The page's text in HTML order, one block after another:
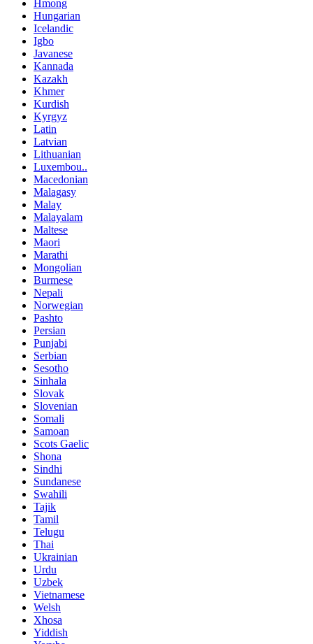
Hmong
Hungarian
Icelandic
Igbo
Javanese
Kannada
Kazakh
Khmer
Kurdish
Kyrgyz
Latin
Latvian
Lithuanian
Luxembou..
Macedonian
Malagasy
Malay
Malayalam
Maltese
Maori
Marathi
Mongolian
Burmese
Nepali
Norwegian
Pashto
Persian
Punjabi
Serbian
Sesotho
Sinhala
Slovak
Slovenian
Somali
Samoan
Scots Gaelic
Shona
Sindhi
Sundanese
Swahili
Tajik
Tamil
Telugu
Thai
Ukrainian
Urdu
Uzbek
Vietnamese
Welsh
Xhosa
Yiddish